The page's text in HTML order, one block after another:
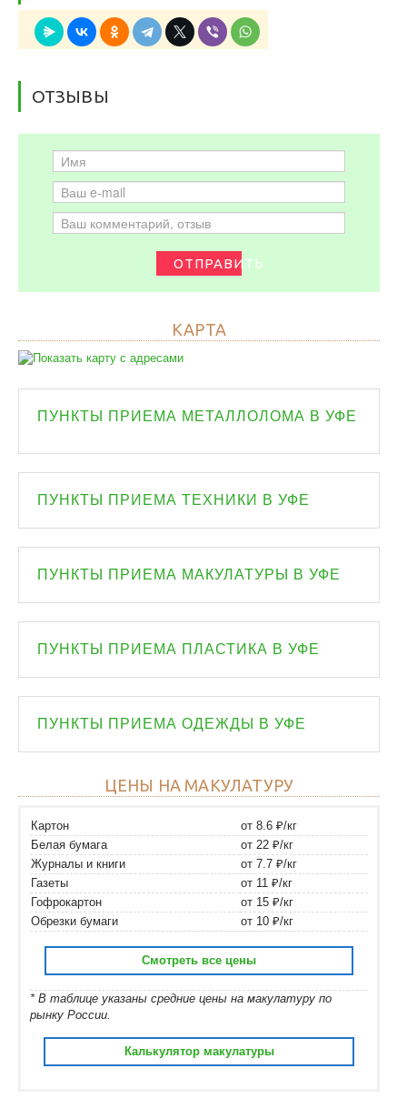
ОТЗЫВЫ
ОТПРАВИТЬ
КАРТА
ПУНКТЫ ПРИЕМА МЕТАЛЛОЛОМА В УФЕ
ПУНКТЫ ПРИЕМА ТЕХНИКИ В УФЕ
ПУНКТЫ ПРИЕМА МАКУЛАТУРЫ В УФЕ
ПУНКТЫ ПРИЕМА ПЛАСТИКА В УФЕ
ПУНКТЫ ПРИЕМА ОДЕЖДЫ В УФЕ
ЦЕНЫ НА МАКУЛАТУРУ
Картон
от 8.6 ₽/кг
Белая бумага
от 22 ₽/кг
Журналы и книги
от 7.7 ₽/кг
Газеты
от 11 ₽/кг
Гофрокартон
от 15 ₽/кг
Обрезки бумаги
от 10 ₽/кг
Смотреть все цены
* В таблице указаны средние цены на макулатуру по
рынку России.
Калькулятор макулатуры